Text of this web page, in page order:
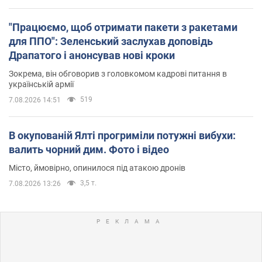
"Працюємо, щоб отримати пакети з ракетами
для ППО": Зеленський заслухав доповідь
Драпатого і анонсував нові кроки
Зокрема, він обговорив з головкомом кадрові питання в
українській армії
7.08.2026 14:51 519
В окупованій Ялті прогриміли потужні вибухи:
валить чорний дим. Фото і відео
Місто, ймовірно, опинилося під атакою дронів
7.08.2026 13:26 3,5 т.